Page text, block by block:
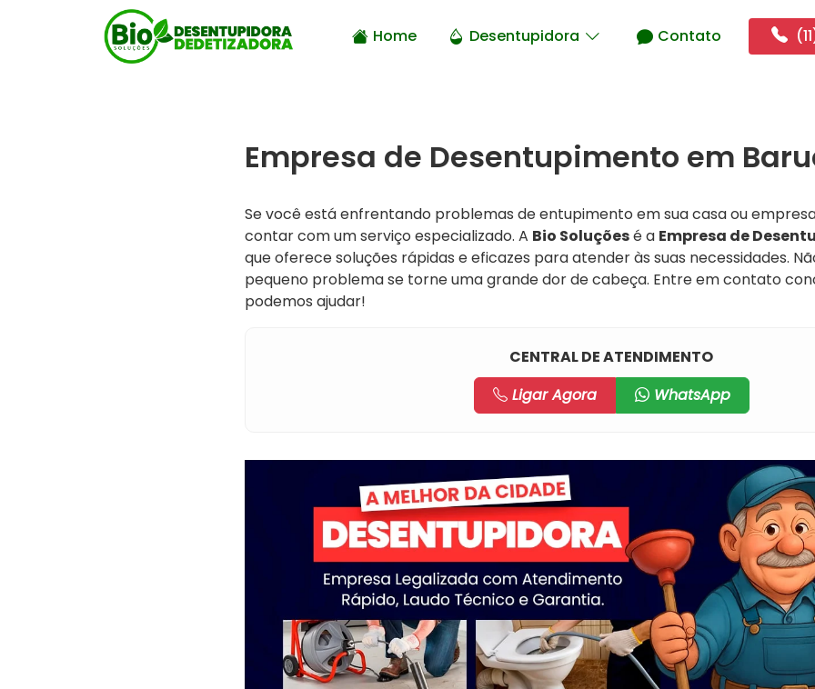
Home Desentupidora Contato
Empresa de Desentupimento em
Se você está enfrentando problemas de entupimento em sua casa ou
contar com um serviço especializado. A Bio Soluçõesé a Empresa de
que oferece soluções rápidas e eficazes para atender às suas necessidades.
pequeno problema se torne uma grande dor de cabeça. Entre em contato
podemos ajudar!
CENTRAL DE ATENDIMENTO
Ligar Agora
WhatsApp